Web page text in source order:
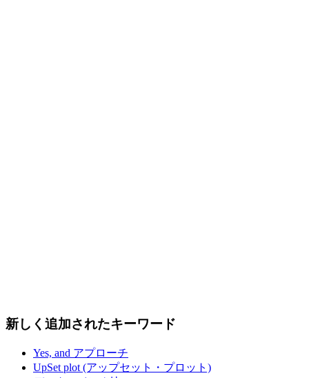
新しく追加されたキーワード
Yes, and アプローチ
UpSet plot (アップセット・プロット)